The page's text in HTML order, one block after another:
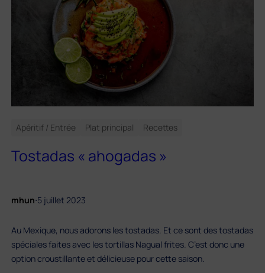
Apéritif / Entrée Plat principal Recettes
Tostadas « ahogadas »
mhun.5 juillet 2023
Au Mexique, nous adorons les tostadas. Et ce sont des tostadas
spéciales faites avec les tortillas Nagual frites. C’est donc une
option croustillante et délicieuse pour cette saison.